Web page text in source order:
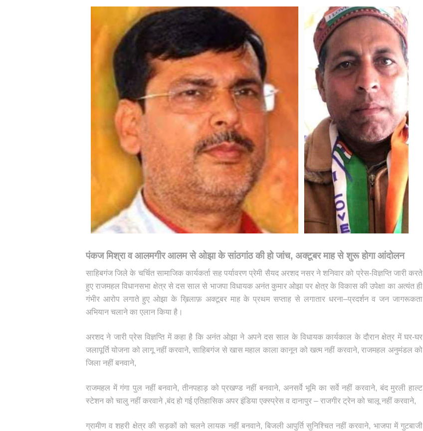
पंकज मिश्रा व आलमगीर आलम से ओझा के सांठगांठ की हो जांच, अक्टूबर माह से शुरू होगा आंदोलन
साहिबगंज जिले के चर्चित सामाजिक कार्यकर्ता सह पर्यावरण प्रेमी सैयद अरशद नसर ने शनिवार को प्रेस-विज्ञप्ति जारी करते
हुए राजमहल विधानसभा क्षेत्र से दस साल से भाजपा विधायक अनंत कुमार ओझा पर क्षेत्र के विकास की उपेक्षा का अत्यंत ही
गंभीर आरोप लगाते हुए ओझा के ख़िलाफ़ अक्टूबर माह के प्रथम सप्ताह से लगातार धरना–प्रदर्शन व जन जागरूकता
अभियान चलाने का एलान किया है।
अरशद ने जारी प्रेस विज्ञप्ति में कहा है कि अनंत ओझा ने अपने दस साल के विधायक कार्यकाल के दौरान क्षेत्र में घर-घर
जलापूर्ति योजना को लागू नहीं करवाने, साहिबगंज से खास महाल काला कानून को खत्म नहीं करवाने, राजमहल अनुमंडल को
जिला नहीं बनवाने,
राजमहल में गंगा पुल नहीं बनवाने, तीनपहाड़ को प्रखण्ड नहीं बनवाने, अनसर्वे भूमि का सर्वे नहीं करवाने, बंद मुरली हाल्ट
स्टेशन को चालु नहीं करवाने ,बंद हो गई एतिहासिक अपर इंडिया एक्स्प्रेस व दानापुर – राजगीर ट्रेन को चालू नहीं करवाने,
ग्रामीण व शहरी क्षेत्र की सड़कों को चलने लायक नहीं बनवाने, बिजली आपुर्ति सुनिश्चित नहीं करवाने, भाजपा में गुटबाजी